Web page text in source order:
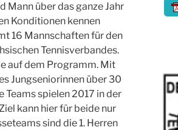
Mann über das ganze Jahr
Konditionen kennen
16 Mannschaften für den
Tennisverbandes.
auf dem Programm. Mit
Jungseniorinnen über 30
Teams spielen 2017 in der
kann hier für beide nur
sind die 1. Herren